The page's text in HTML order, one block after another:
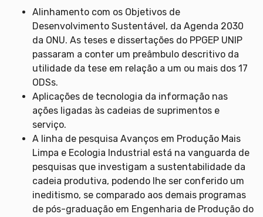
Alinhamento com os Objetivos de
Desenvolvimento Sustentável, da Agenda 2030
da ONU. As teses e dissertações do PPGEP UNIP
passaram a conter um preâmbulo descritivo da
utilidade da tese em relação a um ou mais dos 17
ODSs.
Aplicações de tecnologia da informação nas
ações ligadas às cadeias de suprimentos e
serviço.
A linha de pesquisa Avanços em Produção Mais
Limpa e Ecologia Industrial está na vanguarda de
pesquisas que investigam a sustentabilidade da
cadeia produtiva, podendo lhe ser conferido um
ineditismo, se comparado aos demais programas
de pós-graduação em Engenharia de Produção do